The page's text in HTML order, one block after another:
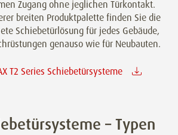
Zugang ohne jeglichen Türkontakt.
breiten Produktpalette finden Sie die
Schiebetürlösung für jedes Gebäude,
genauso wie für Neubauten.
T2 Series Schiebetürsysteme
– Typen